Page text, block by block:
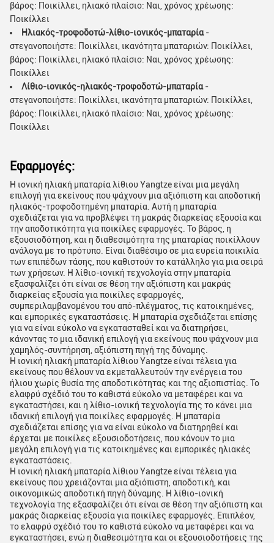
βάρος: Ποικίλλει, ηλιακό πλαίσιο: Ναι, χρόνος χρέωσης:
Ποικίλλει
Ηλιακός-τροφοδοτώ-λίθιο-ιονικός-μπαταρία-
στεγανοποιήστε: Ποικίλλει, ικανότητα μπαταριών: Ποικίλλει,
βάρος: Ποικίλλει, ηλιακό πλαίσιο: Ναι, χρόνος χρέωσης:
Ποικίλλει
Λίθιο-ιονικός-ηλιακός-τροφοδοτώ-μπαταρία-
στεγανοποιήστε: Ποικίλλει, ικανότητα μπαταριών: Ποικίλλει,
βάρος: Ποικίλλει, ηλιακό πλαίσιο: Ναι, χρόνος χρέωσης:
Ποικίλλει
Εφαρμογές:
Η ιονική ηλιακή μπαταρία λίθιου Yangtze είναι μια μεγάλη
επιλογή για εκείνους που ψάχνουν μια αξιόπιστη και αποδοτική
ηλιακός-τροφοδοτημένη μπαταρία. Αυτή η μπαταρία
σχεδιάζεται για να προβλέψει τη μακράς διαρκείας εξουσία και
την αποδοτικότητα για ποικίλες εφαρμογές. Το βάρος, η
εξουσιοδότηση, και η διαθεσιμότητα της μπαταρίας ποικίλλουν
ανάλογα με το πρότυπο. Είναι διαθέσιμο σε μια ευρεία ποικιλία
των επιπέδων τάσης, που καθιστούν το κατάλληλο για μια σειρά
των χρήσεων. Η λίθιο-ιονική τεχνολογία στην μπαταρία
εξασφαλίζει ότι είναι σε θέση την αξιόπιστη και μακράς
διαρκείας εξουσία για ποικίλες εφαρμογές,
συμπεριλαμβανομένου του από-πλέγματος, τις κατοικημένες,
και εμπορικές εγκαταστάσεις. Η μπαταρία σχεδιάζεται επίσης
για να είναι εύκολο να εγκατασταθεί και να διατηρήσει,
κάνοντας το μια ιδανική επιλογή για εκείνους που ψάχνουν μια
χαμηλός-συντήρηση, αξιόπιστη πηγή της δύναμης.
Η ιονική ηλιακή μπαταρία λίθιου Yangtze είναι τέλεια για
εκείνους που θέλουν να εκμεταλλευτούν την ενέργεια του
ήλιου χωρίς θυσία της αποδοτικότητας και της αξιοπιστίας. Το
ελαφρύ σχέδιό του το καθιστά εύκολο να μεταφέρει και να
εγκαταστήσει, και η λίθιο-ιονική τεχνολογία της το κάνει μια
ιδανική επιλογή για ποικίλες εφαρμογές. Η μπαταρία
σχεδιάζεται επίσης για να είναι εύκολο να διατηρηθεί και
έρχεται με ποικίλες εξουσιοδοτήσεις, που κάνουν το μια
μεγάλη επιλογή για τις κατοικημένες και εμπορικές ηλιακές
εγκαταστάσεις.
Η ιονική ηλιακή μπαταρία λίθιου Yangtze είναι τέλεια για
εκείνους που χρειάζονται μια αξιόπιστη, αποδοτική, και
οικονομικώς αποδοτική πηγή δύναμης. Η λίθιο-ιονική
τεχνολογία της εξασφαλίζει ότι είναι σε θέση την αξιόπιστη και
μακράς διαρκείας εξουσία για ποικίλες εφαρμογές. Επιπλέον,
το ελαφρύ σχέδιό του το καθιστά εύκολο να μεταφέρει και να
εγκαταστήσει, ενώ η διαθεσιμότητα και οι εξουσιοδοτήσεις της